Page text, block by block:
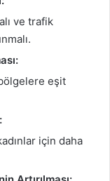
ve trafik
eşit
için daha